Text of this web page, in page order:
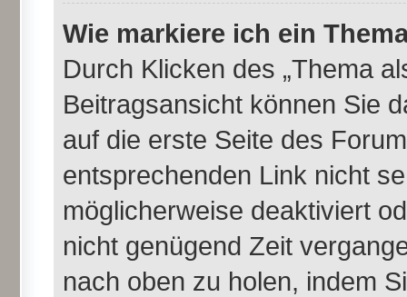
Wie markiere ich ein
Durch Klicken des „Thema
Beitragsansicht können Sie
auf die erste Seite des
entsprechenden Link nicht
möglicherweise deaktiviert
nicht genügend Zeit
nach oben zu holen, indem